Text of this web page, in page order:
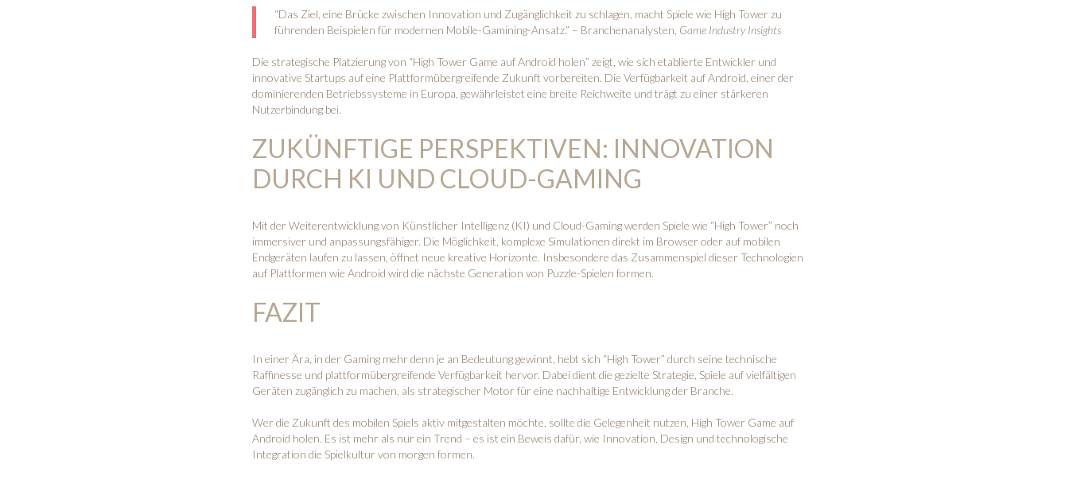
“Das Ziel, eine Brücke zwischen Innovation und Zugänglichkeit zu schlagen, macht Spiele wie High Tower zu
führenden Beispielen für modernen Mobile-Gamining-Ansatz.” – Branchenanalysten, Game Industry Insights
Die strategische Platzierung von “High Tower Game auf Android holen” zeigt, wie sich etablierte Entwickler und
innovative Startups auf eine Plattformübergreifende Zukunft vorbereiten. Die Verfügbarkeit auf Android, einer der
dominierenden Betriebssysteme in Europa, gewährleistet eine breite Reichweite und trägt zu einer stärkeren
Nutzerbindung bei.
ZUKÜNFTIGE PERSPEKTIVEN: INNOVATION
DURCH KI UND CLOUD-GAMING
Mit der Weiterentwicklung von Künstlicher Intelligenz (KI) und Cloud-Gaming werden Spiele wie “High Tower” noch
immersiver und anpassungsfähiger. Die Möglichkeit, komplexe Simulationen direkt im Browser oder auf mobilen
Endgeräten laufen zu lassen, öffnet neue kreative Horizonte. Insbesondere das Zusammenspiel dieser Technologien
auf Plattformen wie Android wird die nächste Generation von Puzzle-Spielen formen.
FAZIT
In einer Ära, in der Gaming mehr denn je an Bedeutung gewinnt, hebt sich “High Tower” durch seine technische
Raffinesse und plattformübergreifende Verfügbarkeit hervor. Dabei dient die gezielte Strategie, Spiele auf vielfältigen
Geräten zugänglich zu machen, als strategischer Motor für eine nachhaltige Entwicklung der Branche.
Wer die Zukunft des mobilen Spiels aktiv mitgestalten möchte, sollte die Gelegenheit nutzen, High Tower Game auf
Android holen. Es ist mehr als nur ein Trend – es ist ein Beweis dafür, wie Innovation, Design und technologische
Integration die Spielkultur von morgen formen.